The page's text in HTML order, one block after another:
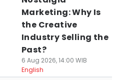
Marketing: Why Is
the Creative
Industry Selling the
Past?
6 Aug 2026, 14:00 WIB
English